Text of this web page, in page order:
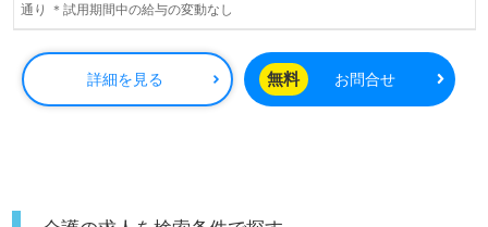
通り ＊試用期間中の給与の変動なし
詳細を見る 無料 お問合せ